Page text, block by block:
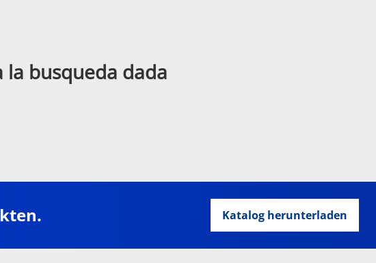
busqueda dada
Katalog herunterladen